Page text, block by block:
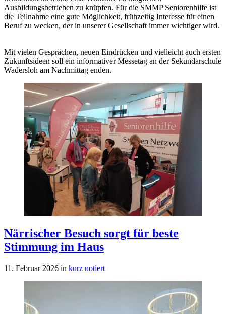
Ausbildungsbetrieben zu knüpfen. Für die SMMP Seniorenhilfe ist
die Teilnahme eine gute Möglichkeit, frühzeitig Interesse für einen
Beruf zu wecken, der in unserer Gesellschaft immer wichtiger wird.
Mit vielen Gesprächen, neuen Eindrücken und vielleicht auch ersten
Zukunftsideen soll ein informativer Messetag an der Sekundarschule
Wadersloh am Nachmittag enden.
Närrischer Besuch sorgt für beste
Stimmung im Haus
11. Februar 2026 in kurz notiert